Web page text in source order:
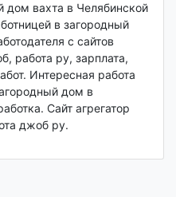
дом вахта в Челябинской
в загородный
с сайтов
работа ру, зарплата,
Интересная работа
дом в
Сайт агрегатор
джоб ру.